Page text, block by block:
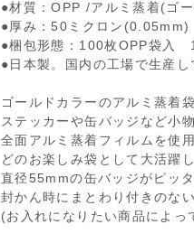
●材質：OPP /アルミ蒸着(ゴ
●厚み：50ミクロン(0.05mm)
●梱包形態：100枚OPP袋入
●日本製。国内の工場で生産し
ゴールドカラーのアルミ蒸着袋
ステッカーや缶バッジなど小
全面アルミ蒸着フィルムを使
どのお楽しみ袋として大活躍し
直径55mmの缶バッジがピッタ
封かん時にまとわり付きのな
(お入れになりたい商品によっ